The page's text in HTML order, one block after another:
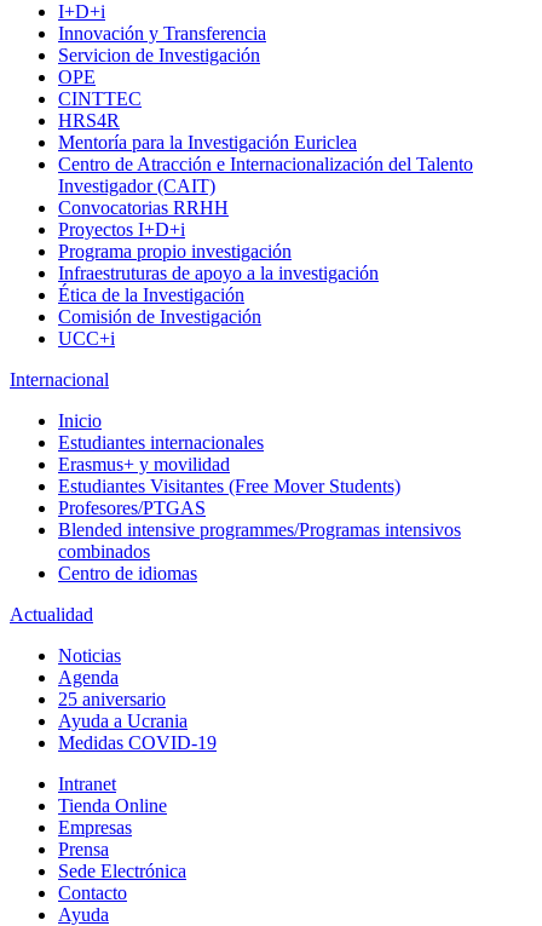
I+D+i
Innovación y Transferencia
Servicion de Investigación
OPE
CINTTEC
HRS4R
Mentoría para la Investigación Euriclea
Centro de Atracción e Internacionalización del Talento
Investigador (CAIT)
Convocatorias RRHH
Proyectos I+D+i
Programa propio investigación
Infraestruturas de apoyo a la investigación
Ética de la Investigación
Comisión de Investigación
UCC+i
Internacional
Inicio
Estudiantes internacionales
Erasmus+ y movilidad
Estudiantes Visitantes (Free Mover Students)
Profesores/PTGAS
Blended intensive programmes/Programas intensivos
combinados
Centro de idiomas
Actualidad
Noticias
Agenda
25 aniversario
Ayuda a Ucrania
Medidas COVID-19
Intranet
Tienda Online
Empresas
Prensa
Sede Electrónica
Contacto
Ayuda